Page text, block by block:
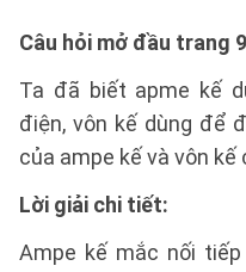
Câu hỏi mở đầu trang
Ta đã biết apme kế
điện, vôn kế dùng để
của ampe kế và vôn
Lời giải chi tiết:
Ampe kế mắc nối